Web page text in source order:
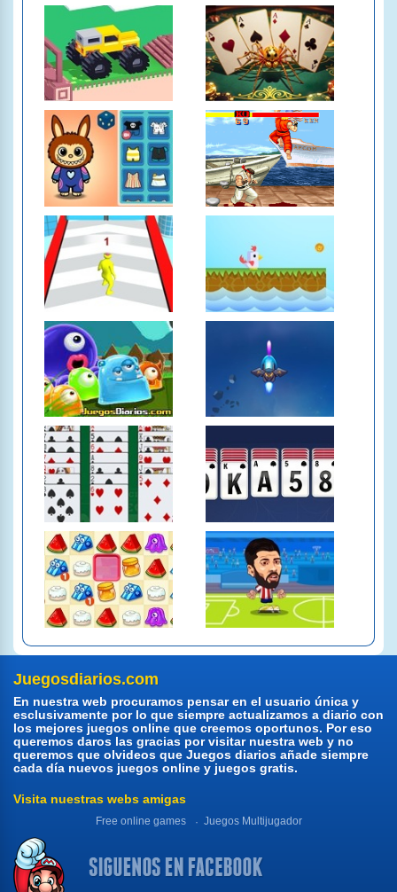
Juegosdiarios.com
En nuestra web procuramos pensar en el usuario única y
esclusivamente por lo que siempre actualizamos a diario con
los mejores juegos online que creemos oportunos. Por eso
queremos daros las gracias por visitar nuestra web y no
queremos que olvideos que Juegos diarios añade siempre
cada día nuevos juegos online y juegos gratis.
Visita nuestras webs amigas
Free online games Juegos Multijugador